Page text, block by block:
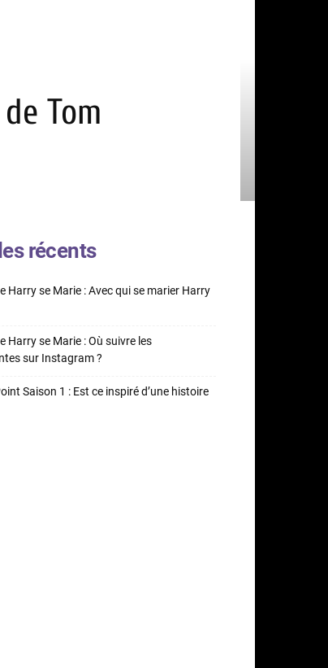
Tom
récents
Harry se Marie : Avec qui se marier Harry
Harry se Marie : Où suivre les
sur Instagram ?
Saison 1 : Est ce inspiré d’une histoire